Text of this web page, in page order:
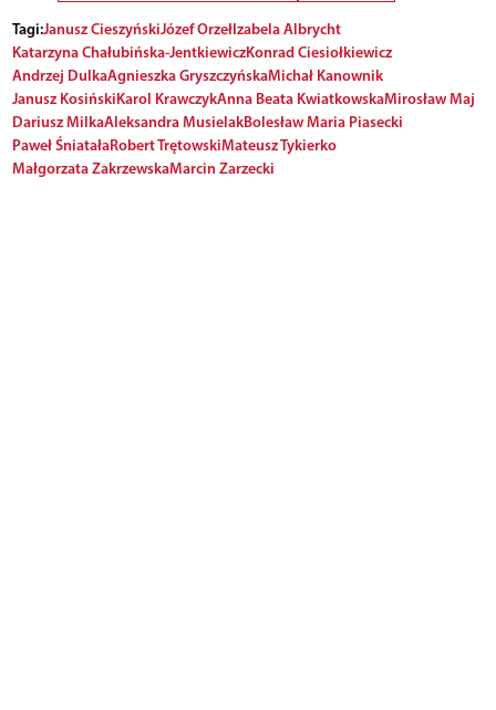
Tagi:Janusz CieszyńskiJózef OrzełIzabela Albrycht
Katarzyna Chałubińska-JentkiewiczKonrad Ciesiołkiewicz
Andrzej DulkaAgnieszka GryszczyńskaMichał Kanownik
Janusz KosińskiKarol KrawczykAnna Beata KwiatkowskaMirosław Maj
Dariusz MilkaAleksandra MusielakBolesław Maria Piasecki
Paweł ŚniatałaRobert TrętowskiMateusz Tykierko
Małgorzata ZakrzewskaMarcin Zarzecki